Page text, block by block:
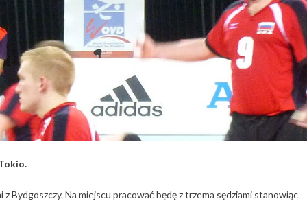
Bydgoszczy. Na miejscu pracować będę z trzema sędziami stanowiąc